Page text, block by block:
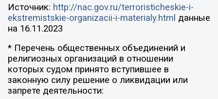
Источник: http://nac.gov.ru/terroristicheskie-i-
ekstremistskie-organizacii-i-materialy.html данные
на 16.11.2023
* Перечень общественных объединений и
религиозных организаций в отношении
которых судом принято вступившее в
законную силу решение о ликвидации или
запрете деятельности: